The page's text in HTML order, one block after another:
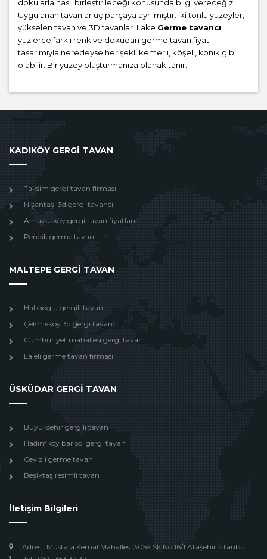
dokularla nasıl birleştirileceği konusunda bilgi vereceğiz.
Uygulanan tavanlar üç parçaya ayrılmıştır: iki tonlu yüzeyler,
yükselen tavan ve 3D tavanlar. Lake Germe tavancı
yüzlerce farklı renk ve dokudan germe tavan fiyat
tasarımıyla neredeyse her şekli kemerli, köşeli, konik gibi
olabilir. Bir yüzey oluşturmanıza olanak tanır.
KADIKÖY GERGİ TAVAN
Taksim gergi tavan firması
Nişantaşı 3d gergi tavancı
Arnavutköy gergi tavan fiyatları
Pendik germe tavan
MALTEPE GERGİ TAVAN
Halıcıoglu gergili tavan
Çekmeköy 3d gergi tavancı
Cumhuriyet mahallesi gergi tavan
Laleli germe tavan firması
ÜSKÜDAR GERGİ TAVAN
Buyuksehır gergili tavan
Hadımköy barisol gergi tavan
Cevizli germe tavan
Beşiktaş resimli tavan
İletişim Bilgileri
Adres : Mustafa Kemal Mahallesi 3059 Sk No:16/1 Ataşehir İstanbul